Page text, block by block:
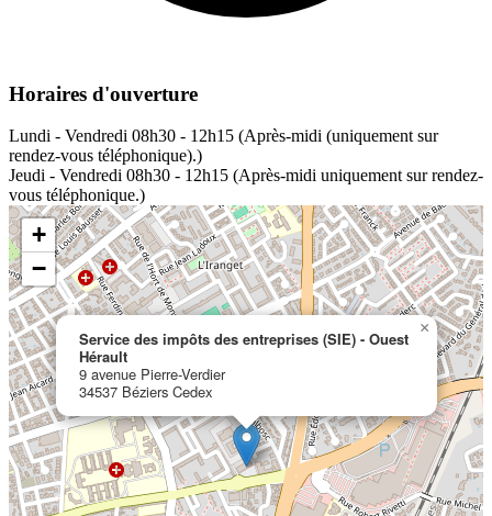
Horaires d'ouverture
Lundi - Vendredi 08h30 - 12h15 (Après-midi (uniquement sur
rendez-vous téléphonique).)
Jeudi - Vendredi 08h30 - 12h15 (Après-midi uniquement sur rendez-
vous téléphonique.)
Service des impôts des entreprises (SIE) - Ouest
Hérault
9 avenue Pierre-Verdier
34537 Béziers Cedex
×
+
−